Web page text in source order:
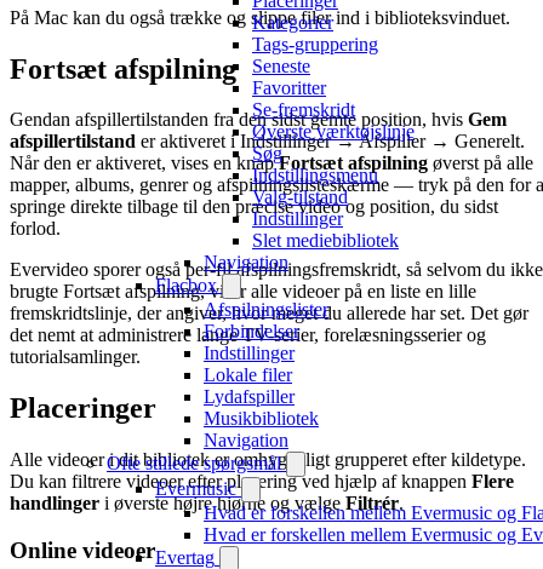
Kategorier
Tags-gruppering
Seneste
Favoritter
Se-fremskridt
Øverste værktøjslinje
Søg
Indstillingsmenu
Valg-tilstand
Indstillinger
Slet mediebibliotek
Navigation
Flacbox
Afspilningslister
Forbindelser
Indstillinger
Lokale filer
Lydafspiller
Musikbibliotek
Navigation
Ofte stillede spørgsmål
Evermusic
Hvad er forskellen mellem Evermusic og
Hvad er forskellen mellem Evermusic og
Evertag
På Mac kan du også trække og slippe filer ind i biblioteksvinduet.
Fortsæt afspilning
Gendan afspillertilstanden fra den sidst gemte position, hvis Gem
afspillertilstand er aktiveret i Indstillinger → Afspiller → Generelt.
Når den er aktiveret, vises en knapFortsæt afspilning øverst på alle
mapper, albums, genrer og afspilningslisteskærme — tryk på den for
springe direkte tilbage til den præcise video og position, du sidst
forlod.
Evervideo sporer også per-fil afspilningsfremskridt, så selvom du ikke
brugte Fortsæt afspilning, viser alle videoer på en liste en lille
fremskridtslinje, der angiver, hvor meget du allerede har set. Det gør
det nemt at administrere lange TV-serier, forelæsningsserier og
tutorialsamlinger.
Placeringer
Alle videoer i dit bibliotek er omhyggeligt grupperet efter kildetype.
Du kan filtrere videoer efter placering ved hjælp af knappen Flere
handlinger i øverste højre hjørne og vælge Filtrér.
Online videoer